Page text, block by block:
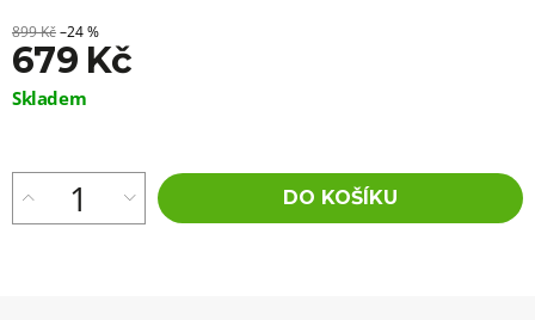
899 Kč–24 %
679 Kč
Měrná
Skladem
DO KOŠÍKU